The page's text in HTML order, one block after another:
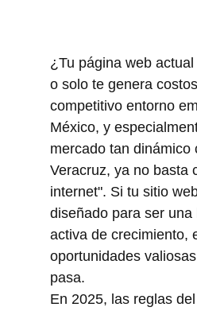
¿Tu página web
o solo te genera
competitivo entorno
México, y
mercado tan dinámico
Veracruz, ya no basta
internet". Si tu sitio
diseñado para ser una
activa de crecimiento,
oportunidades
pasa.
En 2025, las reglas